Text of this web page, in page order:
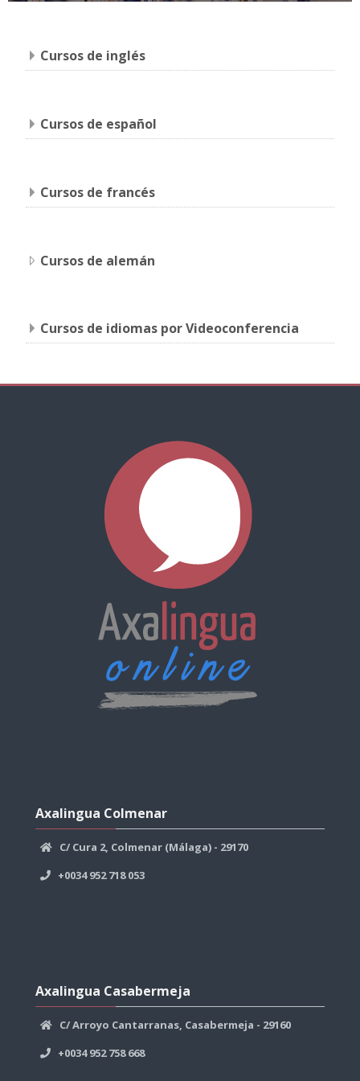
Cursos de inglés
Cursos de español
Cursos de francés
Cursos de alemán
Cursos de idiomas por Videoconferencia
Axalingua Colmenar
C/ Cura 2, Colmenar (Málaga) - 29170
+0034 952 718 053
Casabermeja
Axalingua Casabermeja
C/ Arroyo Cantarranas, Casabermeja - 29160
+0034 952 758 668